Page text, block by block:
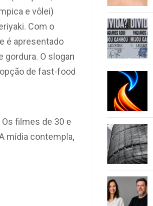
e vôlei)
Com o
é apresentado
O slogan
de fast-food
filmes de 30 e
mídia contempla,